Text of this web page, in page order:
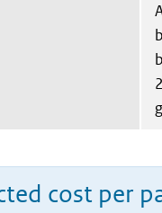
cost per